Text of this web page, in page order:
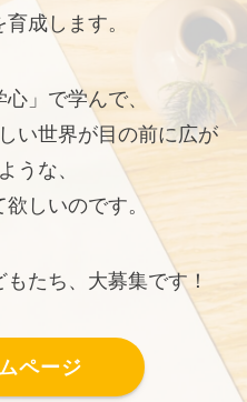
成します。
」で学んで、
い世界が目の前に広が
うな、
しいのです。
たち、大募集です！
ページ